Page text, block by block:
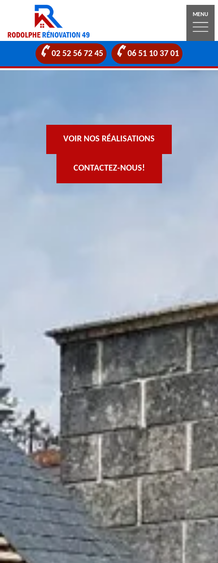
MENU
02 52 56 72 45 06 51 10 37 01
VOIR NOS RÉALISATIONS
CONTACTEZ-NOUS!